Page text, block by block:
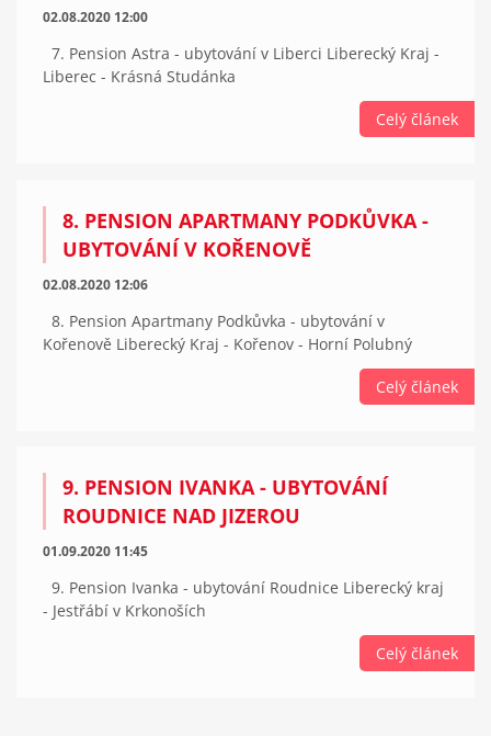
02.08.2020 12:00
7. Pension Astra - ubytování v Liberci Liberecký Kraj -
Liberec - Krásná Studánka
Celý článek
8. PENSION APARTMANY PODKŮVKA -
UBYTOVÁNÍ V KOŘENOVĚ
02.08.2020 12:06
8. Pension Apartmany Podkůvka - ubytování v
Kořenově Liberecký Kraj - Kořenov - Horní Polubný
Celý článek
9. PENSION IVANKA - UBYTOVÁNÍ
ROUDNICE NAD JIZEROU
01.09.2020 11:45
9. Pension Ivanka - ubytování Roudnice Liberecký kraj
- Jestřábí v Krkonoších
Celý článek